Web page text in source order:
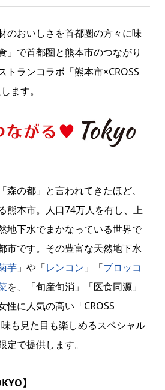
のおいしさを首都圏の方々に味
」で首都圏と熊本市のつながり
トランコラボ「熊本市×CROSS
ます。
森の都」と言われてきたほど、
熊本市。人口74万人を有し、上
地下水でまかなっている世界で
市です。その豊富な天然地下水
芋」や「レンコン 」「ブロッコ
を、「旬産旬消」「医食同源」
性に人気の高い「CROSS
も見た目も楽しめるスペシャル
定で提供します。
】